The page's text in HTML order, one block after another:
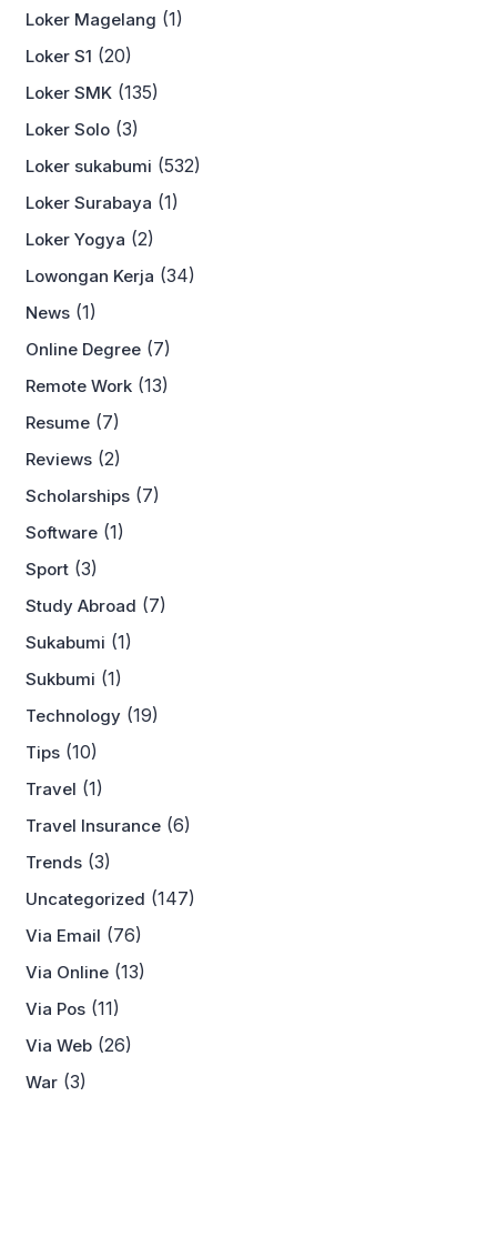
Loker Magelang (1)
Loker S1 (20)
Loker SMK (135)
Loker Solo (3)
Loker sukabumi (532)
Loker Surabaya (1)
Loker Yogya (2)
Lowongan Kerja (34)
News (1)
Online Degree (7)
Remote Work (13)
Resume (7)
Reviews (2)
Scholarships (7)
Software (1)
Sport (3)
Study Abroad (7)
Sukabumi (1)
Sukbumi (1)
Technology (19)
Tips (10)
Travel (1)
Travel Insurance (6)
Trends (3)
Uncategorized (147)
Via Email (76)
Via Online (13)
Via Pos (11)
Via Web (26)
War (3)